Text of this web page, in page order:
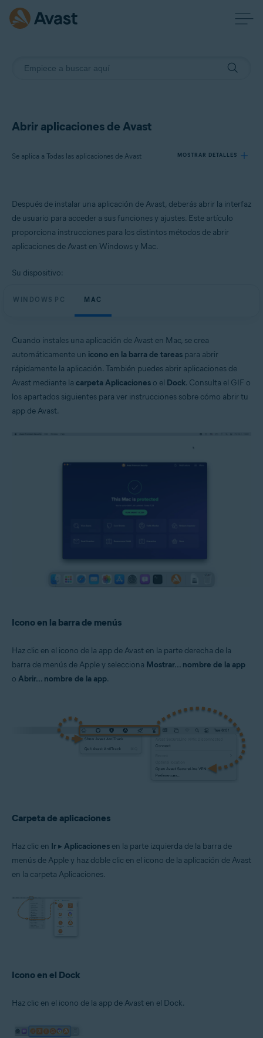
Abrir aplicaciones de Avast
Se aplica a Todas las aplicaciones de Avast MOSTRAR DETALLES
Productos:
Todas las aplicaciones de Avast
Después de instalar una aplicación de Avast, deberás abrir la interfaz
de usuario para acceder a sus funciones y ajustes. Este artículo
proporciona instrucciones para los distintos métodos de abrir
aplicaciones de Avast en Windows y Mac.
Su dispositivo:
WINDOWS PC MAC
Cuando instales una aplicación de Avast en Mac, se crea
automáticamente un icono en la barra de tareas para abrir
rápidamente la aplicación. También puedes abrir aplicaciones de
Avast mediante la carpeta Aplicaciones o el Dock. Consulta el GIF o
los apartados siguientes para ver instrucciones sobre cómo abrir tu
app de Avast.
Icono en la barra de menús
Haz clic en el icono de la app de Avast en la parte derecha de la
barra de menús de Apple y selecciona Mostrar... nombre de la app
o Abrir... nombre de la app.
Carpeta de aplicaciones
Haz clic en Ir▸Aplicaciones en la parte izquierda de la barra de
menús de Apple y haz doble clic en el icono de la aplicación de Avast
en la carpeta Aplicaciones.
Icono en el Dock
Haz clic en el icono de la app de Avast en el Dock.